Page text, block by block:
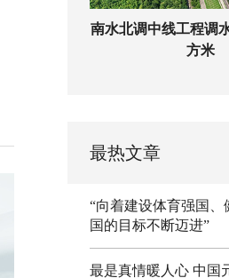
南水北调中线工程调
方米
最热文章
“向着建设体育强国、
国的目标不断迈进”
最是真情暖人心 中国